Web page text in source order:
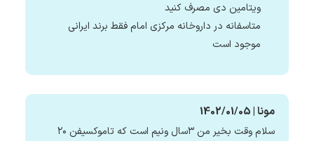
ویتامین دی مصرف کنید
متاسفانه در داروخانه مرکزی امام فقط برند ایرانی
موجود است
مونا | 1402/01/05
سلام وقت بخیر من ۳سال ونیم است که تاموکسیفن ۲۰